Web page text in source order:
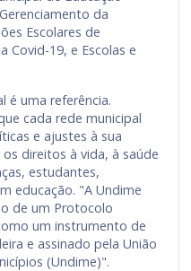
da
Escolares de
Covid-19, e Escolas e
é uma referência.
cada rede municipal
e ajustes à sua
direitos à vida, à saúde
estudantes,
educação. "A Undime
de um Protocolo
um instrumento de
e assinado pela União
(Undime)".